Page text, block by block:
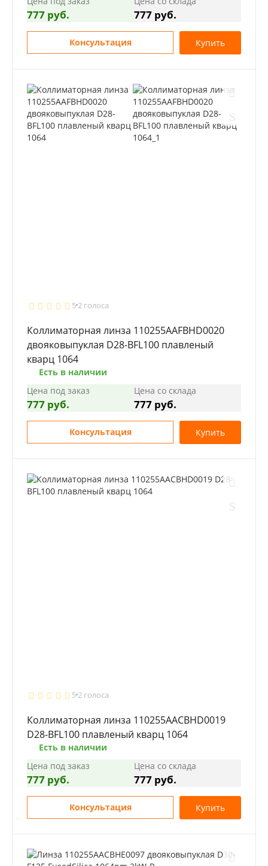
777 руб. 777 руб.
Консультация Купить
52 голоса
Коллиматорная линза 110255AAFBHD0020
двояковыпуклая D28-BFL100 плавленый
кварц 1064
Есть в наличии
Цена под заказ
777 руб.
Цена со склада
777 руб.
Консультация Купить
52 голоса
Коллиматорная линза 110255AACBHD0019
D28-BFL100 плавленый кварц 1064
Есть в наличии
Цена под заказ
777 руб.
Цена со склада
777 руб.
Консультация Купить